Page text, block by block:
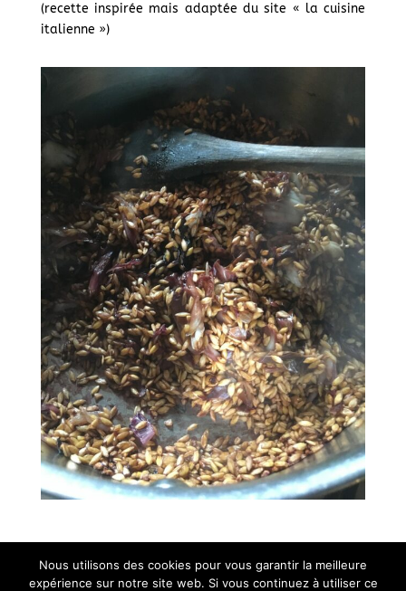
(recette inspirée mais adaptée du site « la cuisine
italienne »)
Nous utilisons des cookies pour vous garantir la meilleure
expérience sur notre site web. Si vous continuez à utiliser ce